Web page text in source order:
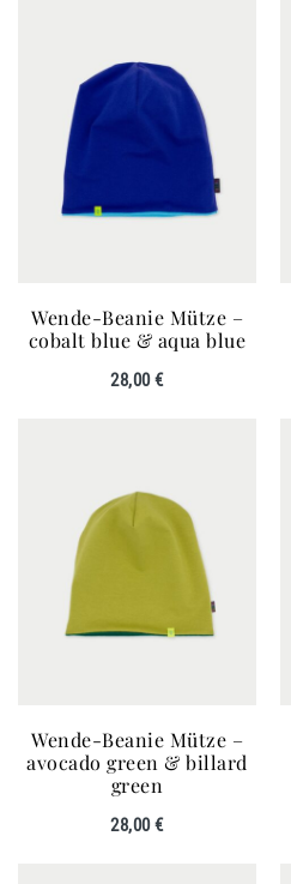
Wende-Beanie Mütze –
cobalt blue & aqua blue
28,00€
Wende-Beanie Mütze –
avocado green & billard
green
28,00€